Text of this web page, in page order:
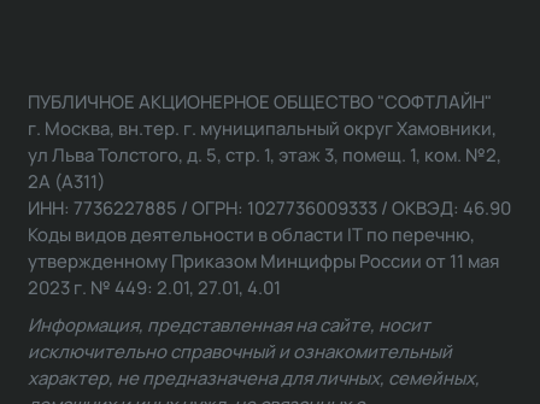
ПУБЛИЧНОЕ АКЦИОНЕРНОЕ ОБЩЕСТВО "СОФТЛАЙН"
г. Москва, вн.тер. г. муниципальный округ Хамовники,
ул Льва Толстого, д. 5, стр. 1, этаж 3, помещ. 1, ком. №2,
2А (А311)
ИНН: 7736227885 / ОГРН: 1027736009333 / ОКВЭД: 46.90
Коды видов деятельности в области IT по перечню,
утвержденному Приказом Минцифры России от 11 мая
2023 г. № 449: 2.01, 27.01, 4.01
Информация, представленная на сайте, носит
исключительно справочный и ознакомительный
характер, не предназначена для личных, семейных,